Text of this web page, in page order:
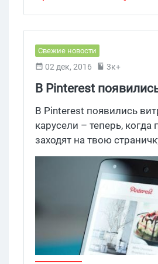
Свежие новости
02 дек, 2016 3к+
В Pinterest
карусели
В Pinterest появились
карусели – теперь, когда
заходят на твою
поприветствовать их
собранной витриной
лучших товаров и идей.
разместить популярные
сезона, текущие
пины и многое другое.
со слайдами находится
твоего профайла, так что